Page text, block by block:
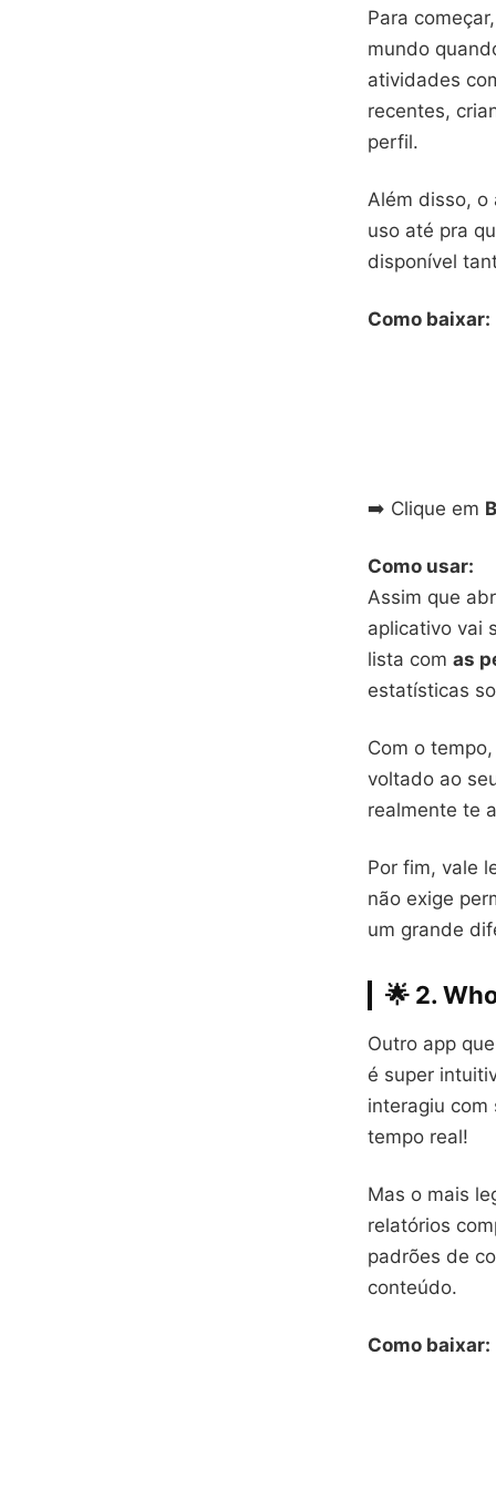
Para
mundo
atividades
recentes,
perfil.
Além disso, o
uso até pra
disponível
Como baixar:
➡️ Clique em
Como usar:
Assim que
aplicativo vai
lista com as
estatísticas
Com o
voltado ao
realmente te
Por fim, vale
não exige
um grande
🌟 2.
Outro app
é super
interagiu
tempo real!
Mas o mais
relatórios
padrões de
conteúdo.
Como baixar: